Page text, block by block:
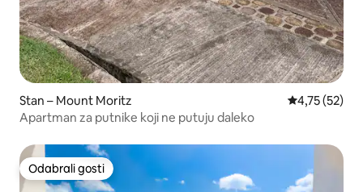
Stan – Mount Moritz Prosječna
4,75 (52)
Apartman za putnike koji ne putuju daleko
Odabrali gosti
Odabrali gosti